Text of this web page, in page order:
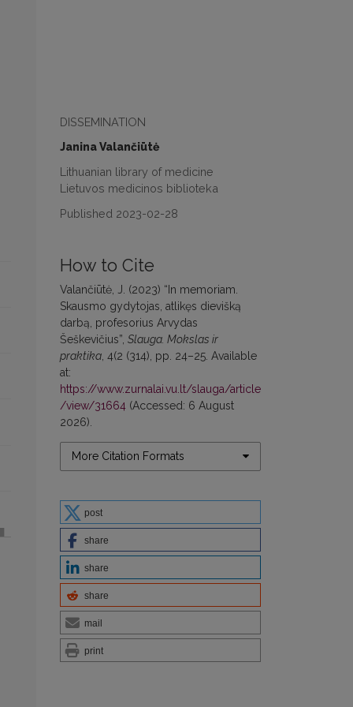
DISSEMINATION
Janina Valančiūtė
Lithuanian library of medicine
Lietuvos medicinos biblioteka
Published 2023-02-28
How to Cite
Valančiūtė, J. (2023) “In memoriam.
Skausmo gydytojas, atlikęs dievišką
darbą, profesorius Arvydas
Šeškevičius”, Slauga. Mokslas ir
praktika , 4(2 (314), pp. 24–25. Available
at:
https://www.zurnalai.vu.lt/slauga/article
/view/31664 (Accessed: 6 August
2026).
More Citation Formats
post
share
share
share
mail
print